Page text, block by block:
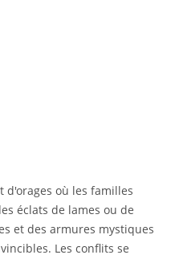
d'orages où les familles
éclats de lames ou de
et des armures mystiques
Les conflits se